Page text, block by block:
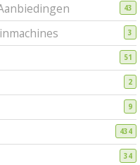
43
3
51
2
9
434
34